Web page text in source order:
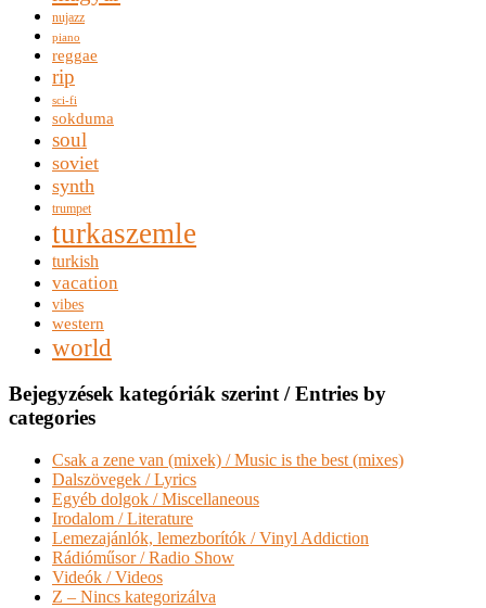
nujazz
piano
reggae
rip
sci-fi
sokduma
soul
soviet
synth
trumpet
turkaszemle
turkish
vacation
vibes
western
world
Bejegyzések kategóriák szerint / Entries by
categories
Csak a zene van (mixek) / Music is the best (mixes)
Dalszövegek / Lyrics
Egyéb dolgok / Miscellaneous
Irodalom / Literature
Lemezajánlók, lemezborítók / Vinyl Addiction
Rádióműsor / Radio Show
Videók / Videos
Z – Nincs kategorizálva